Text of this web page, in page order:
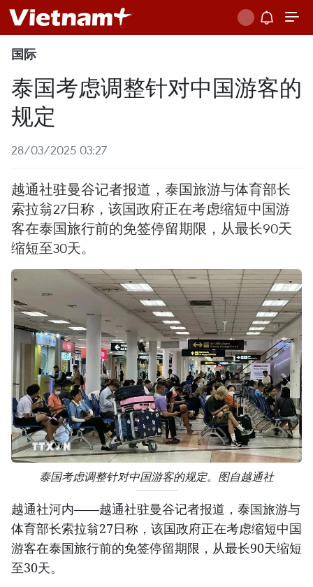
国际
泰国考虑调整针对中国游客的
规定
28/03/2025 03:27
越通社驻曼谷记者报道，泰国旅游与体育部长
索拉翁27日称，该国政府正在考虑缩短中国游
客在泰国旅行前的免签停留期限，从最长90天
缩短至30天。
泰国考虑调整针对中国游客的规定。图自越通社
越通社河内——越通社驻曼谷记者报道，泰国旅游与
体育部长索拉翁27日称，该国政府正在考虑缩短中国
游客在泰国旅行前的免签停留期限，从最长90天缩短
至30天。